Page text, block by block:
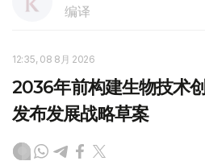
编译
12:35, 08 8月 2026
2036年前构建生物技术
发布发展战略草案